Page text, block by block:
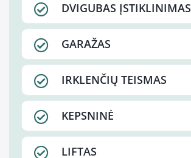
DVIGUBAS ĮSTIKLINIMAS
GARAŽAS
IRKLENČIŲ TEISMAS
KEPSNINĖ
LIFTAS